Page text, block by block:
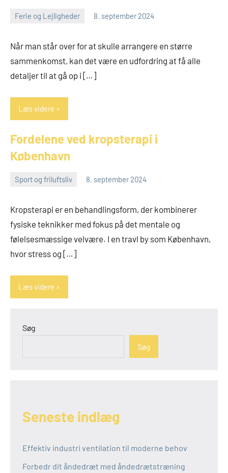
Ferie og Lejligheder 8. september 2024
Når man står over for at skulle arrangere en større
sammenkomst, kan det være en udfordring at få alle
detaljer til at gå op i […]
Læs videre
Fordelene ved kropsterapi i
København
Sport og friluftsliv 8. september 2024
admin
Kropsterapi er en behandlingsform, der kombinerer
fysiske teknikker med fokus på det mentale og
følelsesmæssige velvære. I en travl by som København,
hvor stress og […]
Læs videre
Søg
Søg
Seneste indlæg
Effektiv industri ventilation til moderne behov
Forbedr dit åndedræt med åndedrætstræning